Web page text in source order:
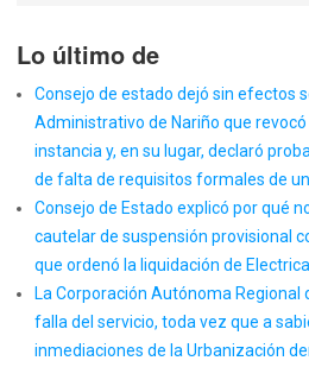
Lo último de
Consejo de estado dejó sin efectos
Administrativo de Nariño que
instancia y, en su lugar, declaró
de falta de requisitos formales de
Consejo de Estado explicó por qué
cautelar de suspensión provisional
que ordenó la liquidación de
La Corporación Autónoma Regional
falla del servicio, toda vez que a
inmediaciones de la Urbanización